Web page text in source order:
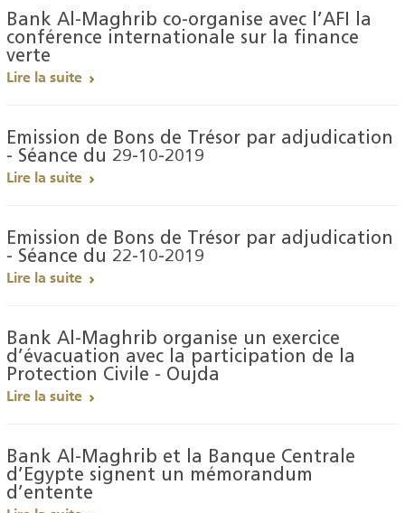
Bank Al-Maghrib co-organise avec l’AFI la
conférence internationale sur la finance
verte
Lire la suite
Emission de Bons de Trésor par adjudication
- Séance du 29-10-2019
Lire la suite
Emission de Bons de Trésor par adjudication
- Séance du 22-10-2019
Lire la suite
Bank Al-Maghrib organise un exercice
d’évacuation avec la participation de la
Protection Civile - Oujda
Lire la suite
Bank Al-Maghrib et la Banque Centrale
d’Egypte signent un mémorandum
d’entente